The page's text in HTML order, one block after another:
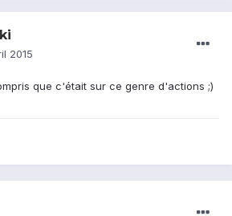
2015
que c'était sur ce genre d'actions ;)